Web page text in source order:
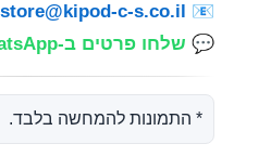
📧
store@kipod-c-s.co.il
💬 שלחו פרטים ב-WhatsApp
* התמונות להמחשה בלבד.